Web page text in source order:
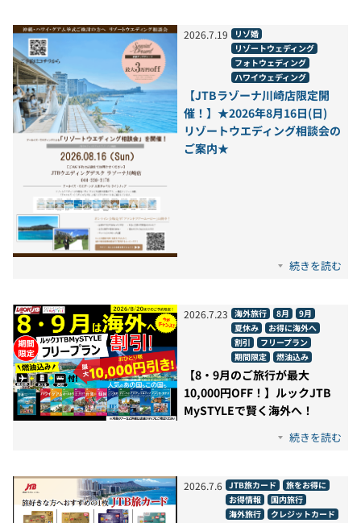
2026.7.19
リゾ婚
リゾートウェディング
フォトウェディング
ハワイウェディング
【JTBラゾーナ川崎店限定開
催！】★2026年8月16日(日)
リゾートウエディング相談会の
ご案内★
続きを読む
2026.7.23 海外旅行 8月
9月
夏休み
お得に海外へ
割引
フリープラン
期間限定
燃油込み
【8・9月のご旅行が最大
10,000円OFF！】ルックJTB
MySTYLEで賢く海外へ！
続きを読む
2026.7.6 JTB旅カード
旅をお得に
お得情報
国内旅行
海外旅行
クレジットカード